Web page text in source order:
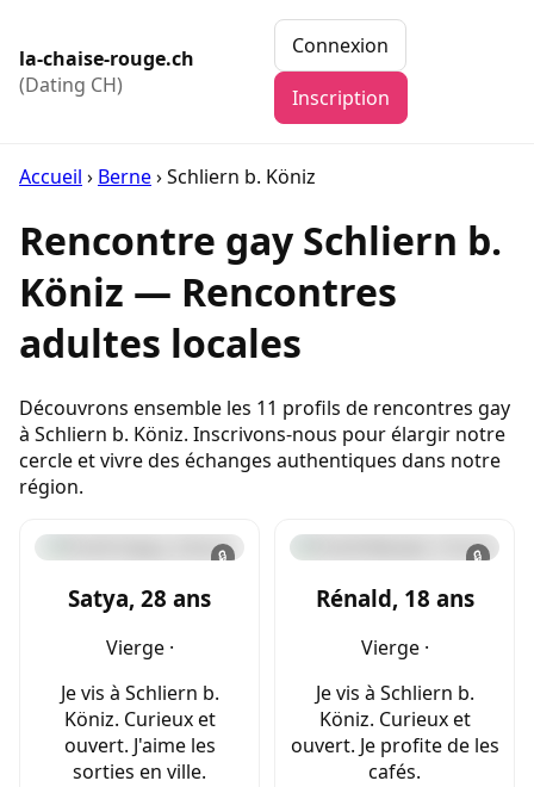
la-chaise-rouge.ch
(Dating CH)
Connexion
Inscription
Accueil › Berne›Schliern b. Köniz
Rencontre gay Schliern b.
Köniz — Rencontres
adultes locales
Découvrons ensemble les 11 profils de rencontres gay
à Schliern b. Köniz. Inscrivons-nous pour élargir notre
cercle et vivre des échanges authentiques dans notre
région.
🔒
Satya, 28 ans
Vierge ·
Je vis à Schliern b.
Köniz. Curieux et
ouvert. J'aime les
sorties en ville.
🔒
Rénald, 18 ans
Vierge ·
Je vis à Schliern b.
Köniz. Curieux et
ouvert. Je profite de les
cafés.